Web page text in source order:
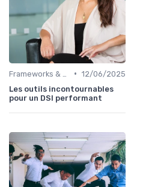
• 12/06/2025
Les outils incontournables
pour un DSI performant